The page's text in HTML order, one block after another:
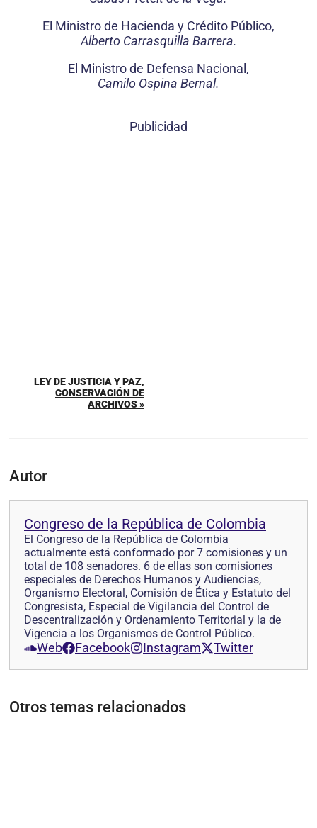
El Ministro de Hacienda y Crédito Público,
Alberto Carrasquilla Barrera.
El Ministro de Defensa Nacional,
Camilo Ospina Bernal.
Publicidad
LEY DE JUSTICIA Y PAZ,
CONSERVACIÓN DE
ARCHIVOS »
Autor
Congreso de la República de Colombia
El Congreso de la República de Colombia
actualmente está conformado por 7 comisiones y un
total de 108 senadores. 6 de ellas son comisiones
especiales de Derechos Humanos y Audiencias,
Organismo Electoral, Comisión de Ética y Estatuto del
Congresista, Especial de Vigilancia del Control de
Descentralización y Ordenamiento Territorial y la de
Vigencia a los Organismos de Control Público.
Web Facebook Instagram Twitter
Otros temas relacionados